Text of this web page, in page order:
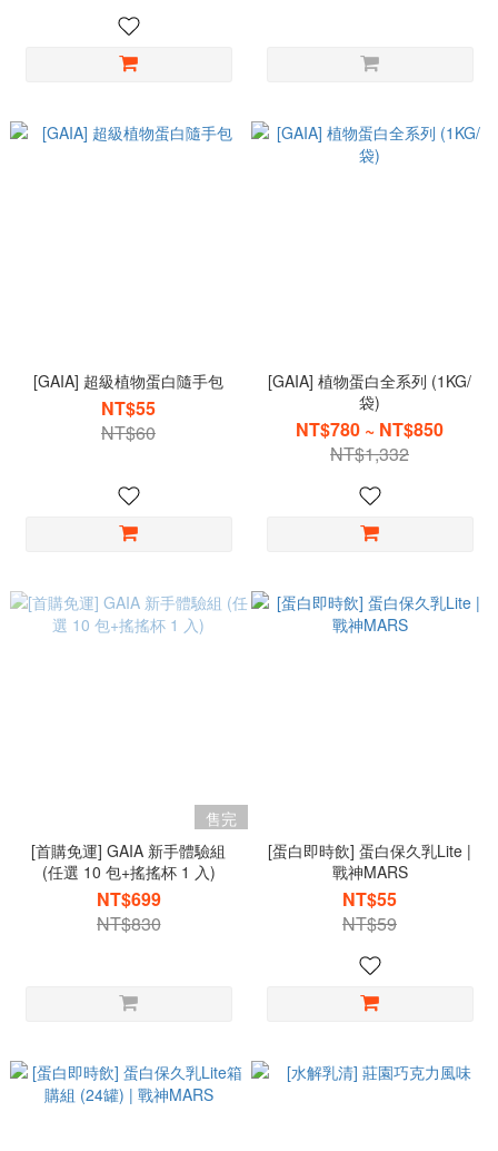
[GAIA] 超級植物蛋白隨手包
NT$55
NT$60
[GAIA] 植物蛋白全系列 (1KG/
袋)
NT$780 ~ NT$850
NT$1,332
售完
[首購免運] GAIA 新手體驗組
(任選 10 包+搖搖杯 1 入)
NT$699
NT$830
[蛋白即時飲] 蛋白保久乳Lite |
戰神MARS
NT$55
NT$59